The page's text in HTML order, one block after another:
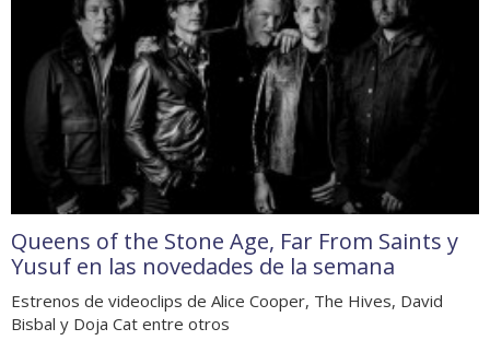
Queens of the Stone Age, Far From Saints y
Yusuf en las novedades de la semana
Estrenos de videoclips de Alice Cooper, The Hives, David
Bisbal y Doja Cat entre otros